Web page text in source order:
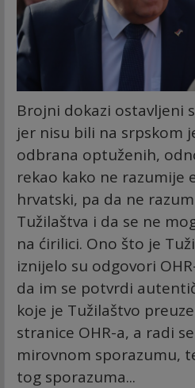
Brojni dokazi ostavljeni
jer nisu bili na srpskom
odbrana optuženih,
rekao kako ne razumije
hrvatski, pa da ne
Tužilaštva i da se ne
na ćirilici. Ono što je
iznijelo su odgovori
da im se potvrdi
koje je Tužilaštvo
stranice OHR-a, a radi
mirovnom sporazumu,
tog sporazuma...